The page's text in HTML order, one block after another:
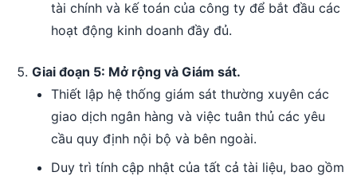
tài chính và kế toán của công ty để bắt đầu các
hoạt động kinh doanh đầy đủ.
Giai đoạn 5: Mở rộng và Giám sát.
Thiết lập hệ thống giám sát thường xuyên các
giao dịch ngân hàng và việc tuân thủ các yêu
cầu quy định nội bộ và bên ngoài.
Duy trì tính cập nhật của tất cả tài liệu, bao gồm